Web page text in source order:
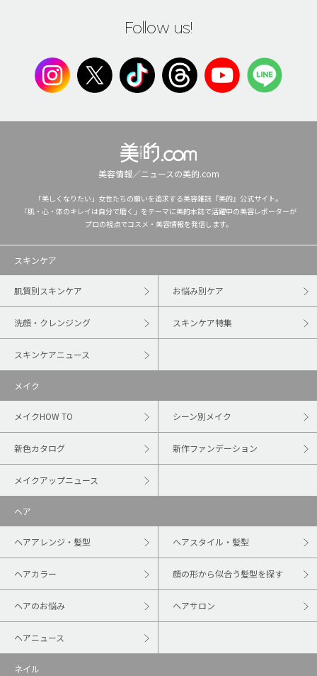
Follow us!
美容情報／ニュースの美的.com
「美しくなりたい」女性たちの願いを追求する美容雑誌『美的』公式サイト。
「肌・心・体のキレイは自分で磨く」をテーマに美的本誌で活躍中の美容レポーターが
プロの視点でコスメ・美容情報を発信します。
スキンケア
肌質別スキンケア お悩み別ケア
洗顔・クレンジング スキンケア特集
スキンケアニュース
メイク
メイクHOW TO シーン別メイク
新色カタログ 新作ファンデーション
メイクアップニュース
ヘア
ヘアアレンジ・髪型 ヘアスタイル・髪型
ヘアカラー 顔の形から似合う髪型を探す
ヘアのお悩み ヘアサロン
ヘアニュース
ネイル